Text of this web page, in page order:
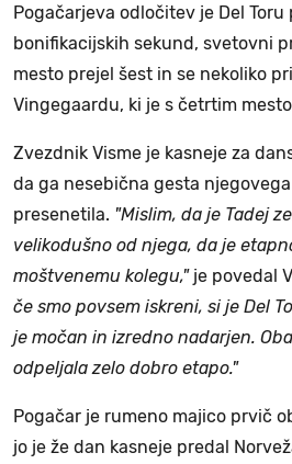
Pogačarjeva odločitev je Del
bonifikacijskih sekund, svetovni
mesto prejel šest in se nekoliko
Vingegaardu, ki je s četrtim
Zvezdnik Visme je kasneje za
da ga nesebična gesta
presenetila. "Mislim, da je Tadej
velikodušno od njega, da je
moštvenemu kolegu," je povedal
če smo povsem iskreni, si je Del
je močan in izredno nadarjen.
odpeljala zelo dobro etapo."
Pogačar je rumeno majico prvič
jo je že dan kasneje predal